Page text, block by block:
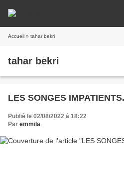
Accueil » tahar bekri
tahar bekri
LES SONGES
Publié le 02/08/2022 à 18:22
Par emmila